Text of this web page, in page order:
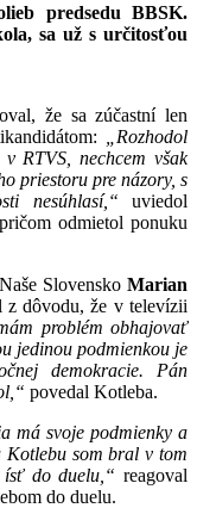
predsedu BBSK.
sa už s určitosťou
že sa zúčastní len
„Rozhodol
RTVS, nechcem však
priestoru pre názory, s
nesúhlasí,“ uviedol
odmietol ponuku
Slovensko Marian
z dôvodu, že v televízii
problém obhajovať
jedinou podmienkou je
demokracie. Pán
povedal Kotleba.
má svoje podmienky a
Kotlebu som bral v tom
do duelu,“ reagoval
do duelu.